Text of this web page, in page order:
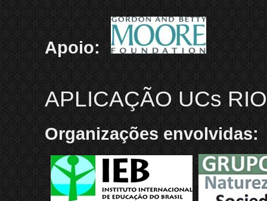
Apoio:
APLICAÇÃO UCs
Organizações envolvidas: